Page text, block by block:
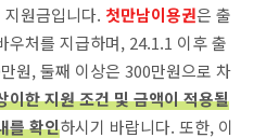
원금입니다. 첫만남이용권은 출
우처를 지급하며, 24.1.1 이후 출
원, 둘째 이상은 300만원으로 차
이한 지원 조건 및 금액이 적용될
를 확인하시기 바랍니다. 또한, 이